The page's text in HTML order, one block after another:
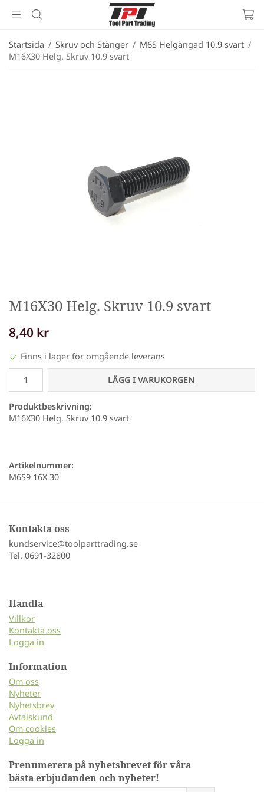
Startsida / Skruv och Stänger / M6S Helgängad 10.9 svart /
M16X30 Helg. Skruv 10.9 svart
M16X30 Helg. Skruv 10.9 svart
8,40 kr
Finns i lager för omgående leverans
LÄGG I VARUKORGEN
Produktbeskrivning:
M16X30 Helg. Skruv 10.9 svart
Artikelnummer:
M6S9 16X 30
Kontakta oss
kundservice@toolparttrading.se
Tel. 0691-32800
Handla
Villkor
Kontakta oss
Logga in
Information
Om oss
Nyheter
Nyhetsbrev
Avtalskund
Om cookies
Logga in
Prenumerera på nyhetsbrevet för våra
bästa erbjudanden och nyheter!